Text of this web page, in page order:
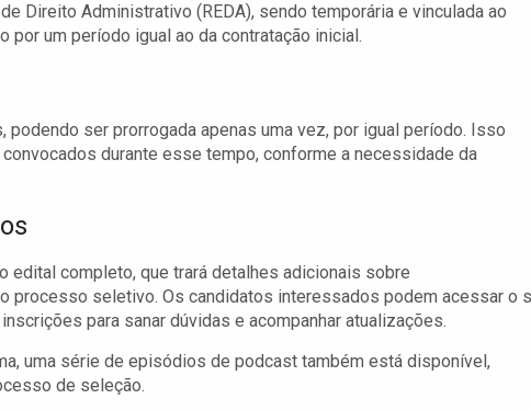
Direito Administrativo (REDA), sendo temporária e vinculada ao
um período igual ao da contratação inicial.
ser prorrogada apenas uma vez, por igual período. Isso
durante esse tempo, conforme a necessidade da
edital completo, que trará detalhes adicionais sobre
processo seletivo. Os candidatos interessados podem acessar o
para sanar dúvidas e acompanhar atualizações.
uma série de episódios de podcast também está disponível,
de seleção.